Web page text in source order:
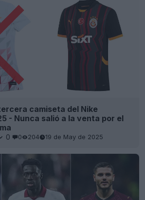
camiseta del Nike
- Nunca salió a la venta por el
0 0 204 19 de May de 2025